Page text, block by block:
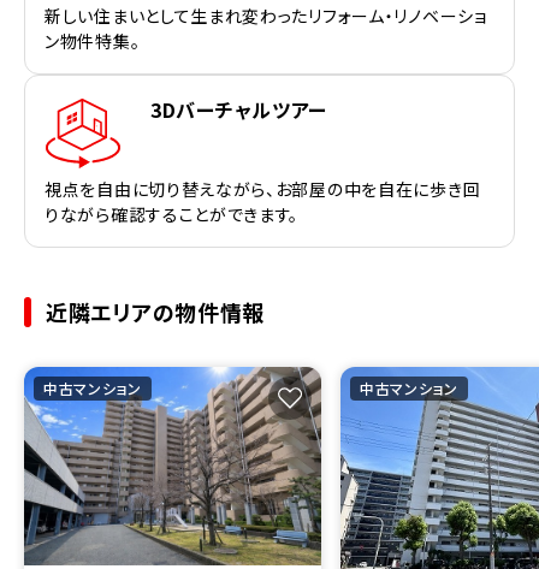
新しい住まいとして生まれ変わったリフォーム・リノベーショ
ン物件特集。
3Dバーチャルツアー
視点を自由に切り替えながら、お部屋の中を自在に歩き回
りながら確認することができます。
近隣エリアの物件情報
中古マンション 中古マンション